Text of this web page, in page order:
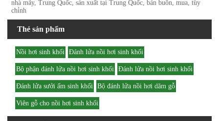
nhà máy, Trung Quốc, sản xuất tại Trung Quốc, bán buôn, mua, tùy
chỉnh
Thẻ sản phẩm
Nồi hơi sinh khối Đánh lửa nồi hơi sinh khối
Bộ phận đánh lửa nồi hơi sinh khối Đánh lửa nồi hơi sinh khối
Đánh lửa sưởi ấm sinh khối Bộ đánh lửa nồi hơi dăm gỗ
Viên gỗ cho nồi hơi sinh khối